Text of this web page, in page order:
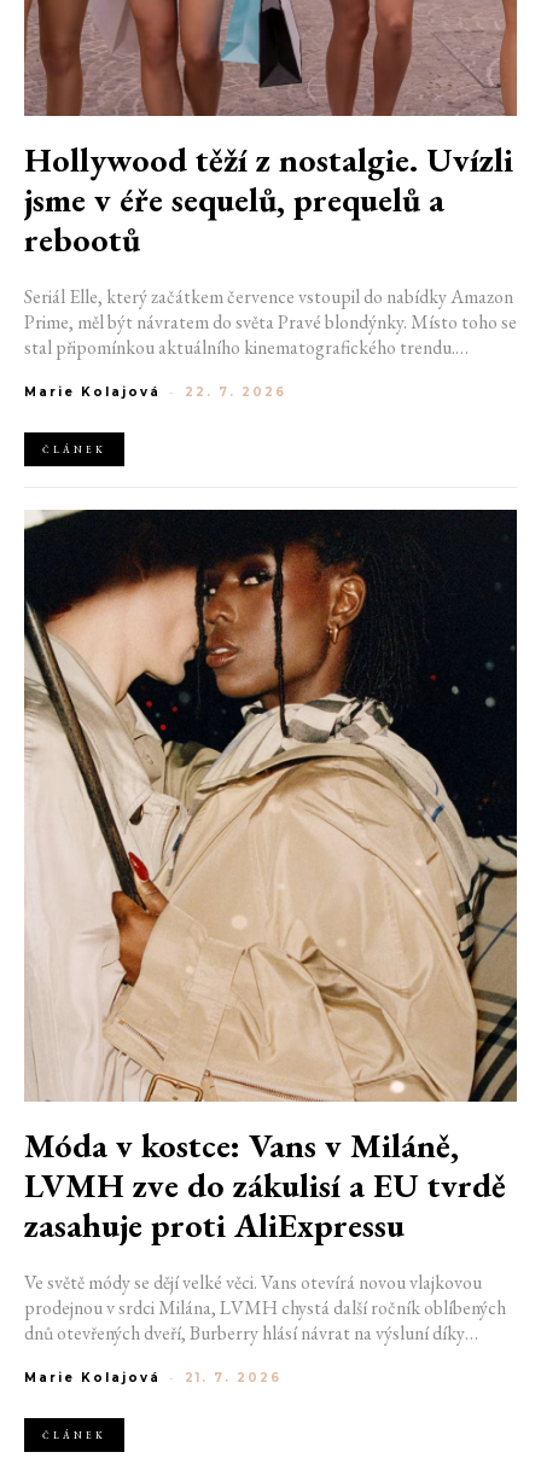
Hollywood těží z nostalgie. Uvízli
jsme v éře sequelů, prequelů a
rebootů
Seriál Elle, který začátkem července vstoupil do nabídky Amazon
Prime, měl být návratem do světa Pravé blondýnky. Místo toho se
stal připomínkou aktuálního kinematografického trendu.
Prequely, sequely, spin-offy i rebooty zaplnily kina i streamovací
vzácností. Proč se filmový průmysl tak moc bojí nových nápadů?
A můžeme si za to sami?
Marie Kolajová - 22. 7. 2026
ČLÁNEK
Móda v kostce: Vans v Miláně,
LVMH zve do zákulisí a EU tvrdě
zasahuje proti AliExpressu
Ve světě módy se dějí velké věci. Vans otevírá novou vlajkovou
prodejnou v srdci Milána, LVMH chystá další ročník oblíbených
dnů otevřených dveří, Burberry hlásí návrat na výsluní díky
AliExpress.
Marie Kolajová - 21. 7. 2026
ČLÁNEK